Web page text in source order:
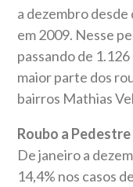
a dezembro desde
em 2009. Nesse
passando de
maior parte dos
bairros Mathias
Roubo a Pedestre
De janeiro a
14,4% nos casos